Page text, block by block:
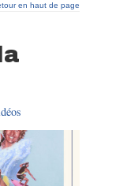
en haut de page